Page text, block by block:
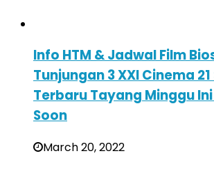
Info HTM & Jadwal Film
Tunjungan 3 XXI Cinema
Terbaru Tayang Minggu
Soon
March 20, 2022